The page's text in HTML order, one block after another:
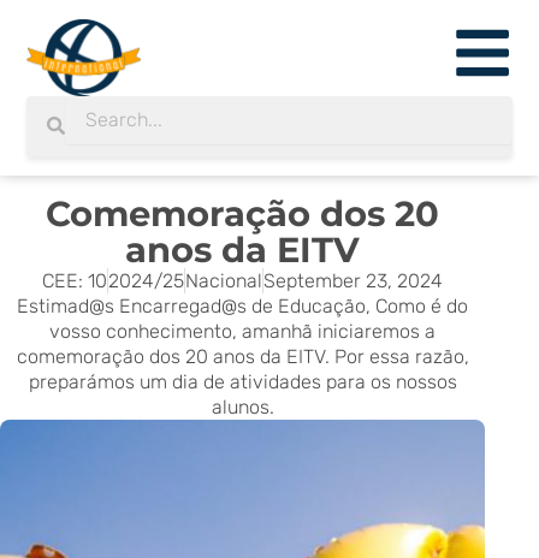
content
Search
Comemoração dos 20
anos da EITV
CEE: 102024/25NacionalSeptember 23, 2024
Estimad@s Encarregad@s de Educação, Como é do
vosso conhecimento, amanhã iniciaremos a
comemoração dos 20 anos da EITV. Por essa razão,
preparámos um dia de atividades para os nossos
alunos.